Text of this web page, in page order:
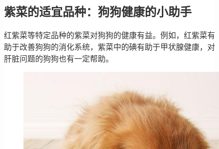
紫菜的适宜品种：狗狗健康的小助手
红紫菜等特定品种的紫菜对狗狗的健康有益。例如，红紫菜有
助于改善狗狗的消化系统，紫菜中的碘有助于甲状腺健康，对
肝脏问题的狗狗也有一定帮助。